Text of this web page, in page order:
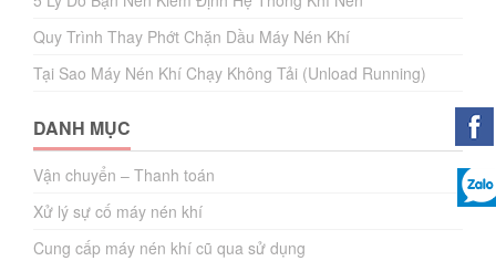
Quy Trình Thay Phớt Chặn Dầu Máy Nén Khí
Tại Sao Máy Nén Khí Chạy Không Tải (Unload Running)
DANH MỤC
Vận chuyển – Thanh toán
Xử lý sự cố máy nén khí
Cung cấp máy nén khí cũ qua sử dụng